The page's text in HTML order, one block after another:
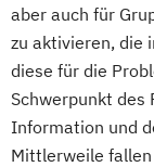
Pflege-
aber auch für
zu aktivieren, die
diese für die
Schwerpunkt des
Information und
Mittlerweile fallen